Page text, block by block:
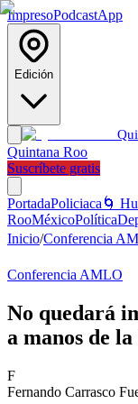
ImpresoPodcastApp
Edición
Quintana Roo
Suscríbete gratis
PortadaPoliciaca 🌀
RooMéxicoPolítica
Inicio/Conferencia
Conferencia AMLO
No quedará
a manos de
F
Fernando Carrasco